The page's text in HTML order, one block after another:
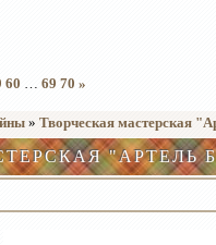
60 … 69 70 »
» Творческая мастерская
"АРТЕЛЬ